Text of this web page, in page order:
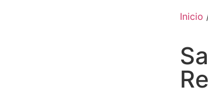
Inicio